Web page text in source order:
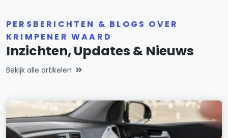
PERSBERICHTEN & BLOGS OVER
KRIMPENER WAARD
Inzichten, Updates & Nieuws
Bekijk alle artikelen